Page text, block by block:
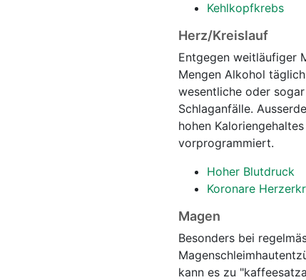
Kehlkopfkrebs
Herz/Kreislauf
Entgegen weitläufiger
Mengen Alkohol
wesentliche oder
Schlaganfälle.
hohen
vorprogrammiert.
Hoher Blutdruck
Koronare
Magen
Besonders bei
kann es zu